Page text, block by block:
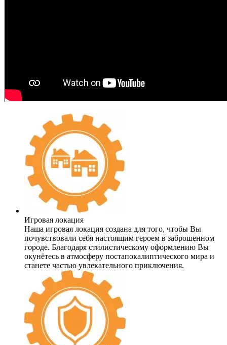
Игровая локация
Наша игровая локация создана для того, чтобы Вы
почувствовали себя настоящим героем в заброшенном
городе. Благодаря стилистическому оформлению Вы
окунётесь в атмосферу постапокалиптического мира и
станете частью увлекательного приключения.